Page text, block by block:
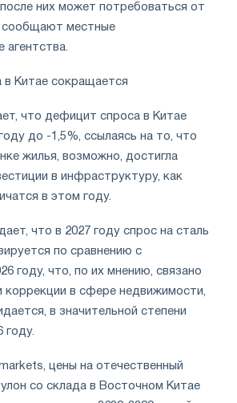
них может потребоваться от
сообщают местные
Китае сокращается
что дефицит спроса в Китае
до -1,5%, ссылаясь на то, что
жилья, возможно, достигла
в инфраструктуру, как
в этом году.
что в 2027 году спрос на сталь
по сравнению с
году, что, по их мнению, связано
коррекции в сфере недвижимости,
в значительной степени
году.
цены на отечественный
со склада в Восточном Китае